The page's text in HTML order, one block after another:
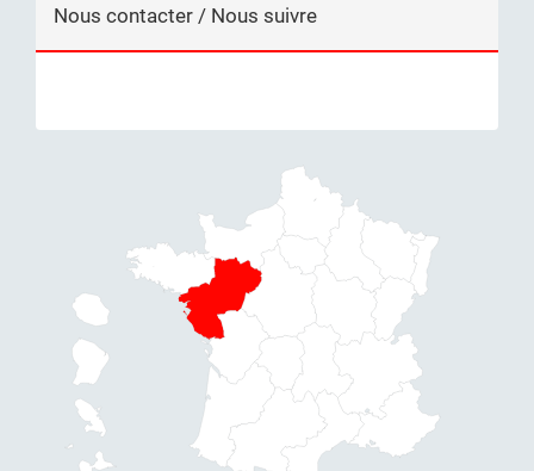
Nous contacter / Nous suivre